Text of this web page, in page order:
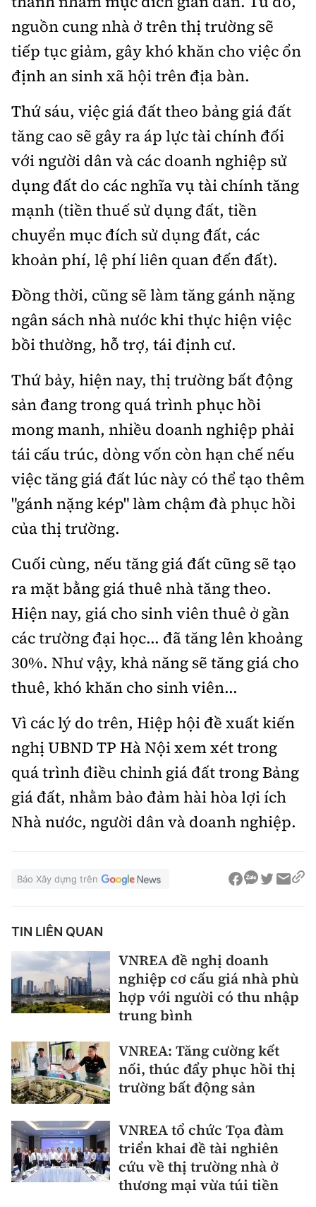
nguồn cung nhà ở trên thị trường sẽ
tiếp tục giảm, gây khó khăn cho việc ổn
định an sinh xã hội trên địa bàn.
Thứ sáu, việc giá đất theo bảng giá đất
tăng cao sẽ gây ra áp lực tài chính đối
với người dân và các doanh nghiệp sử
dụng đất do các nghĩa vụ tài chính tăng
mạnh (tiền thuế sử dụng đất, tiền
chuyển mục đích sử dụng đất, các
khoản phí, lệ phí liên quan đến đất).
Đồng thời, cũng sẽ làm tăng gánh nặng
ngân sách nhà nước khi thực hiện việc
bồi thường, hỗ trợ, tái định cư.
Thứ bảy, hiện nay, thị trường bất động
sản đang trong quá trình phục hồi
mong manh, nhiều doanh nghiệp phải
tái cấu trúc, dòng vốn còn hạn chế nếu
việc tăng giá đất lúc này có thể tạo thêm
"gánh nặng kép" làm chậm đà phục hồi
của thị trường.
Cuối cùng, nếu tăng giá đất cũng sẽ tạo
ra mặt bằng giá thuê nhà tăng theo.
Hiện nay, giá cho sinh viên thuê ở gần
các trường đại học... đã tăng lên khoảng
30%. Như vậy, khả năng sẽ tăng giá cho
thuê, khó khăn cho sinh viên...
Vì các lý do trên, Hiệp hội đề xuất kiến
nghị UBND TP Hà Nội xem xét trong
quá trình điều chỉnh giá đất trong Bảng
giá đất, nhằm bảo đảm hài hòa lợi ích
Nhà nước, người dân và doanh nghiệp.
Báo Xây dựng trên
TIN LIÊN QUAN
VNREA đề nghị doanh
nghiệp cơ cấu giá nhà phù
hợp với người có thu nhập
trung bình
VNREA: Tăng cường kết
nối, thúc đẩy phục hồi thị
trường bất động sản
VNREA tổ chức Tọa đàm
triển khai đề tài nghiên
cứu về thị trường nhà ở
thương mại vừa túi tiền